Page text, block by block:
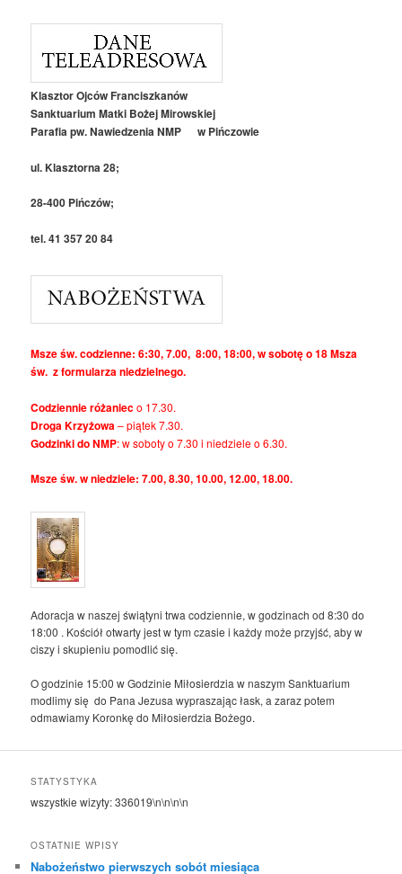
Klasztor Ojców Franciszkanów
Sanktuarium Matki Bożej Mirowskiej
Parafia pw. Nawiedzenia NMP w Pińczowie
ul. Klasztorna 28;
28-400 Pińczów;
tel. 41 357 20 84
Msze św. codzienne: 6:30, 7.00, 8:00, 18:00, w sobotę o 18 Msza
św. z formularza niedzielnego.
Codziennie różanieco 17.30.
Droga Krzyżowa– piątek 7.30.
Godzinki do NMP: w soboty o 7.30 i niedziele o 6.30.
Msze św. w niedziele: 7.00, 8.30, 10.00, 12.00, 18.00.
Adoracja w naszej świątyni trwa codziennie, w godzinach od 8:30 do
18:00 . Kościół otwarty jest w tym czasie i każdy może przyjść, aby w
ciszy i skupieniu pomodlić się.
O godzinie 15:00 w Godzinie Miłosierdzia w naszym Sanktuarium
modlimy się do Pana Jezusa wypraszając łask, a zaraz potem
odmawiamy Koronkę do Miłosierdzia Bożego.
STATYSTYKA
wszystkie wizyty:336019\n\n\n\n
OSTATNIE WPISY
Nabożeństwo pierwszych sobót miesiąca